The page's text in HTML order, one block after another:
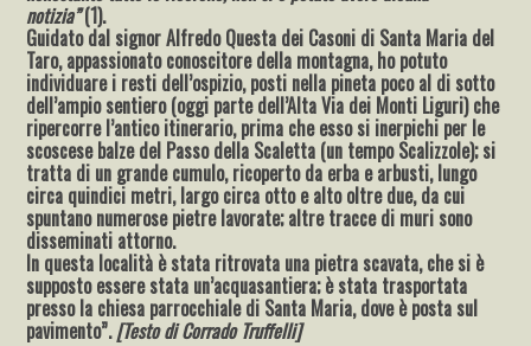
notizia”(1).
Guidato dal signor Alfredo Questa dei Casoni di Santa Maria del
Taro, appassionato conoscitore della montagna, ho potuto
individuare i resti dell’ospizio, posti nella pineta poco al di sotto
dell’ampio sentiero (oggi parte dell’Alta Via dei Monti Liguri) che
ripercorre l’antico itinerario, prima che esso si inerpichi per le
scoscese balze del Passo della Scaletta (un tempo Scalizzole); si
tratta di un grande cumulo, ricoperto da erba e arbusti, lungo
circa quindici metri, largo circa otto e alto oltre due, da cui
spuntano numerose pietre lavorate; altre tracce di muri sono
disseminati attorno.
In questa località è stata ritrovata una pietra scavata, che si è
supposto essere stata un’acquasantiera; è stata trasportata
presso la chiesa parrocchiale di Santa Maria, dove è posta sul
pavimento”.[Testo di Corrado Truffelli]